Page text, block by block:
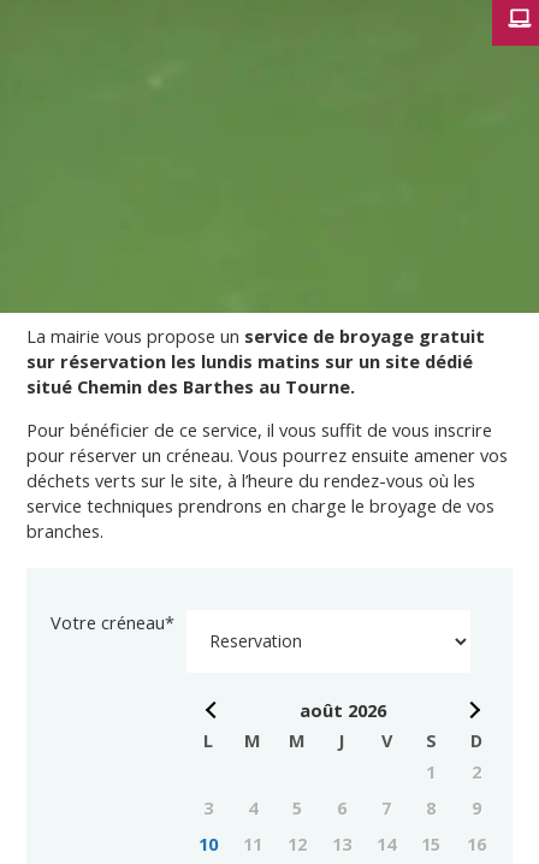
La mairie vous propose un service de broyage gratuit
sur réservation les lundis matins sur un site dédié
situé Chemin des Barthes au Tourne.
Pour bénéficier de ce service, il vous suffit de vous inscrire
pour réserver un créneau. Vous pourrez ensuite amener vos
déchets verts sur le site, à l’heure du rendez-vous où les
service techniques prendrons en charge le broyage de vos
branches.
Votre créneau*
août 2026
L
M M J V S
D
1
2
3
4 5 6 7 8
9
10
11 12 13 14 15 16